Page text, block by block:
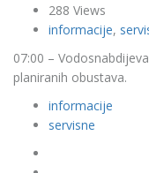
288 Views
informacije,
07:00 –
planiranih obustava.
informacije
servisne